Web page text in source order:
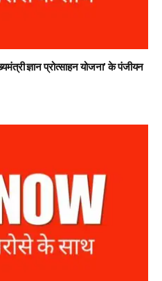
ज्ञान प्रोत्साहन योजना’ के पंजीयन